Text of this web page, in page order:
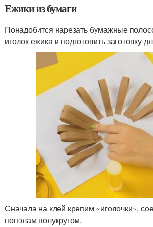
Ежики из бумаги
Понадобится нарезать бумажные
иголок ежика и подготовить заготовку
Сначала на клей крепим «иголочки»,
пополам полукругом.